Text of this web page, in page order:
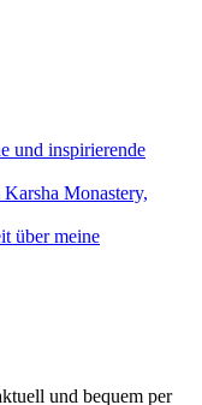
und inspirierende
Monastery,
über meine
und bequem per